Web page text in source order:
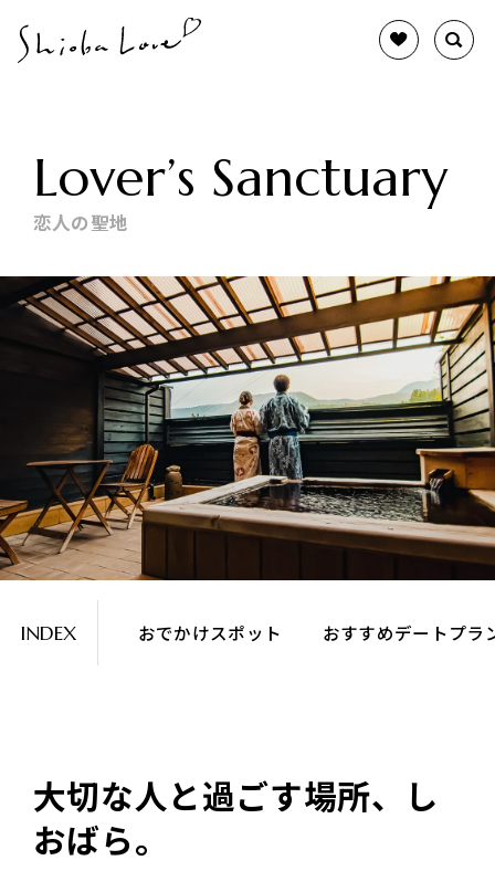
Lover’s Sanctuary
恋人の聖地
INDEX おでかけスポット おすすめデートプラ
大切な人と過ごす場所、し
おばら。